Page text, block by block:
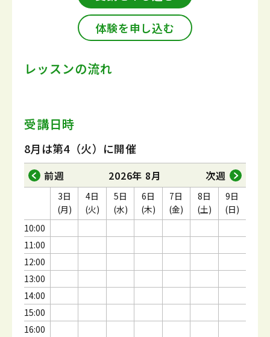
体験を申し込む
レッスンの流れ
受講日時
8月は第4（火）に開催
前週 2026年 8月 次週
10:00
11:00
12:00
13:00
14:00
15:00
16:00
3日
(月)
4日
(火)
5日
(水)
6日
(木)
7日
(金)
8日
(土)
9日
(日)